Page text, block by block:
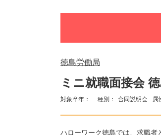
徳島労働局
ミニ就職面接会
対象卒年： 種別： 合同説明会 属
ハローワーク徳島では、求職者